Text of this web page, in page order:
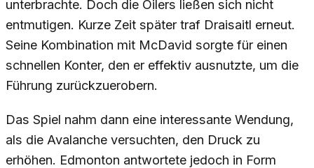
unterbrachte. Doch die Oilers ließen sich nicht
entmutigen. Kurze Zeit später traf Draisaitl erneut.
Seine Kombination mit McDavid sorgte für einen
schnellen Konter, den er effektiv ausnutzte, um die
Führung zurückzuerobern.
Das Spiel nahm dann eine interessante Wendung,
als die Avalanche versuchten, den Druck zu
erhöhen. Edmonton antwortete jedoch in Form